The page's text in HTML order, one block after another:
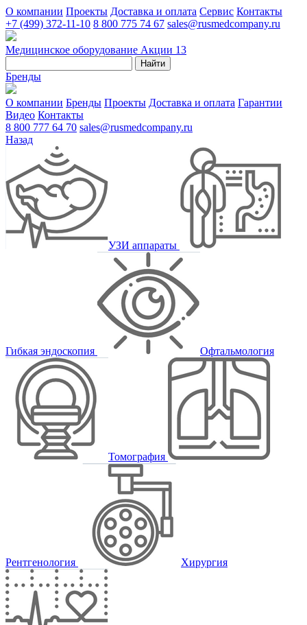
О компании Проекты Доставка и оплата Сервис Контакты
+7 (499) 372-11-10 8 800 775 74 67 sales@rusmedcompany.ru
Медицинское оборудование Акции 13
Найти
Бренды
О компании Бренды Проекты Доставка и оплата Гарантии
Видео Контакты
8 800 777 64 70 sales@rusmedcompany.ru
Назад
УЗИ аппараты
Гибкая эндоскопия Офтальмология
Томография
Рентгенология Хирургия